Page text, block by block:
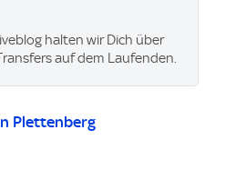
halten wir Dich über
auf dem Laufenden.
Plettenberg